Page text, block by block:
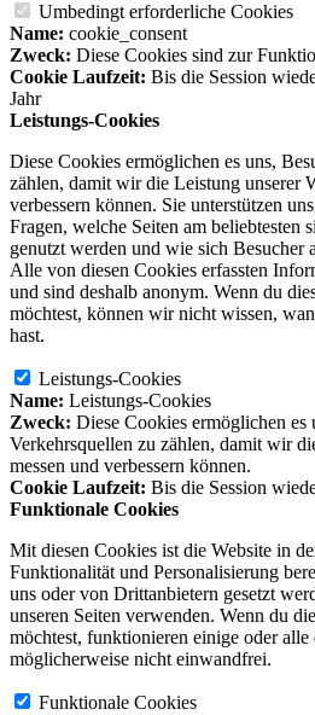
Umbedingt erforderliche Cookies
Name: cookie_consent
Zweck: Diese Cookies sind zur
Cookie Laufzeit: Bis die Session
Jahr
Leistungs-Cookies
Diese Cookies ermöglichen es uns,
zählen, damit wir die Leistung unserer
verbessern können. Sie unterstützen
Fragen, welche Seiten am beliebtesten
genutzt werden und wie sich Besucher
Alle von diesen Cookies erfassten
und sind deshalb anonym. Wenn du
möchtest, können wir nicht wissen,
hast.
Leistungs-Cookies
Name: Leistungs-Cookies
Zweck: Diese Cookies ermöglichen es
Verkehrsquellen zu zählen, damit wir
messen und verbessern können.
Cookie Laufzeit: Bis die Session
Funktionale Cookies
Mit diesen Cookies ist die Website in
Funktionalität und Personalisierung
uns oder von Drittanbietern gesetzt
unseren Seiten verwenden. Wenn du
möchtest, funktionieren einige oder alle
möglicherweise nicht einwandfrei.
Funktionale Cookies